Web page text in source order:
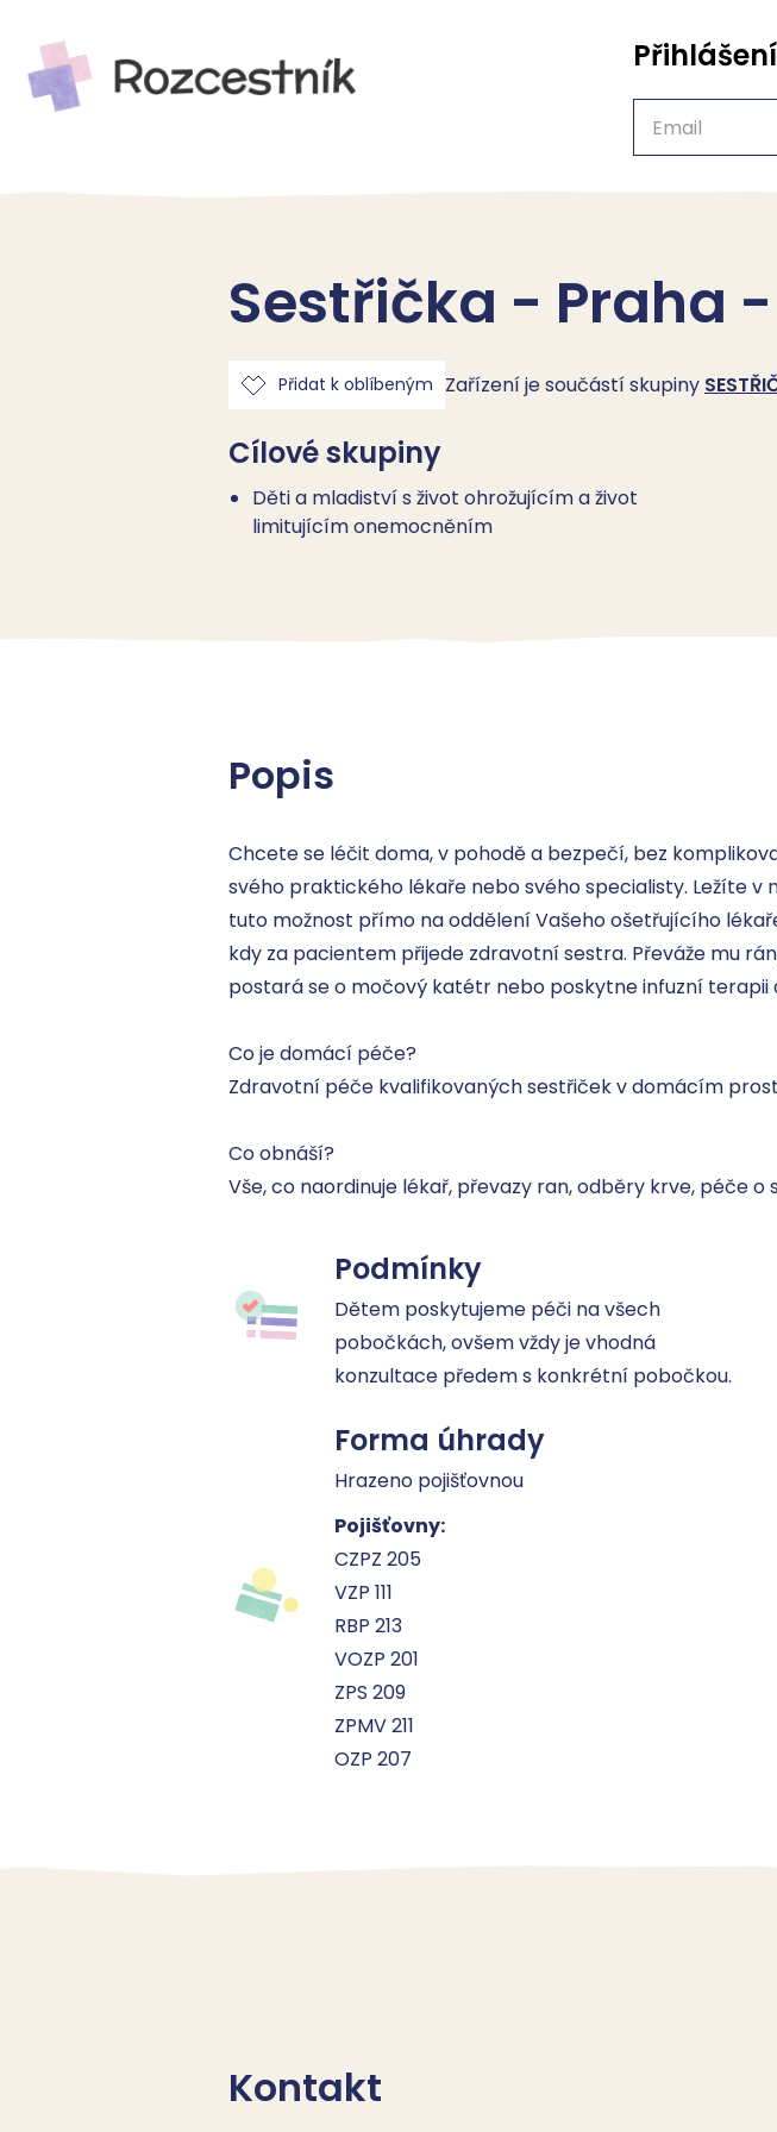
Přihlášení
Sestřička - Praha
Přidat k oblíbeným Zařízení je součástí skupiny
Cílové skupiny
Děti a mladiství s život ohrožujícím a život
limitujícím onemocněním
Popis
Chcete se léčit doma, v pohodě a bezpečí, bez
svého praktického lékaře nebo svého specialisty. Ležíte
tuto možnost přímo na oddělení Vašeho ošetřujícího
kdy za pacientem přijede zdravotní sestra. Převáže mu
postará se o močový katétr nebo poskytne infuzní
‍Co je domácí péče?
Zdravotní péče kvalifikovaných sestřiček v domácím
‍Co obnáší?
Vše, co naordinuje lékař, převazy ran, odběry krve, péče
Podmínky
Dětem poskytujeme péči na všech
pobočkách, ovšem vždy je vhodná
konzultace předem s konkrétní pobočkou.
Forma úhrady
Hrazeno pojišťovnou
Pojišťovny:
CZPZ 205
VZP 111
RBP 213
VOZP 201
ZPS 209
ZPMV 211
OZP 207
Kontakt